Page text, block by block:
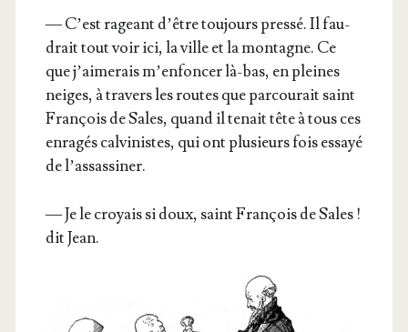
— C’est rageant d’être tou­jours pres­sé. Il fau­
drait tout voir ici, la ville et la mon­tagne. Ce
que j’ai­me­rais m’en­fon­cer là-bas, en pleines
neiges, à tra­vers les routes que par­cou­rait saint
Fran­çois de Sales, quand il tenait tête à tous ces
enra­gés cal­vi­nistes, qui ont plu­sieurs fois essayé
de l’assassiner.
— Je le croyais si doux, saint Fran­çois de Sales !
dit Jean.